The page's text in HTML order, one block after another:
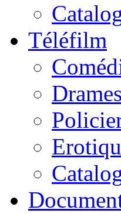
Téléfilm
Drames